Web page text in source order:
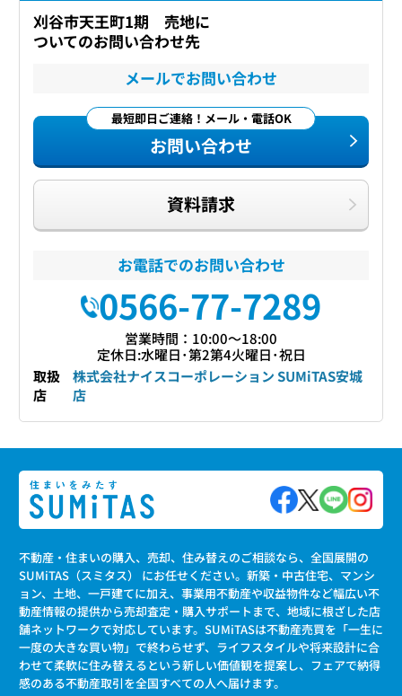
刈谷市天王町1期 売地に
ついてのお問い合わせ先
メールでお問い合わせ
最短即日ご連絡！メール・電話OK
お問い合わせ
資料請求
お電話でのお問い合わせ
0566-77-7289
営業時間：10:00〜18:00
定休日:水曜日･第2第4火曜日･祝日
取扱
店
株式会社ナイスコーポレーション SUMiTAS安城
店
不動産・住まいの購入、売却、住み替えのご相談なら、全国展開の
SUMiTAS（スミタス） にお任せください。新築・中古住宅、マンシ
ョン、土地、一戸建てに加え、事業用不動産や収益物件など幅広い不
動産情報の提供から売却査定・購入サポートまで、地域に根ざした店
舗ネットワークで対応しています。SUMiTASは不動産売買を「一生に
一度の大きな買い物」で終わらせず、ライフスタイルや将来設計に合
わせて柔軟に住み替えるという新しい価値観を提案し、フェアで納得
感のある不動産取引を全国すべての人へ届けます。